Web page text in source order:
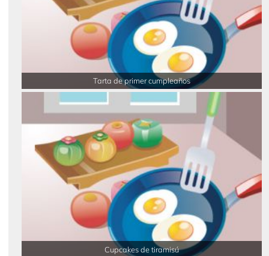
Tarta de primer cumpleaños
Cupcakes de tiramisú